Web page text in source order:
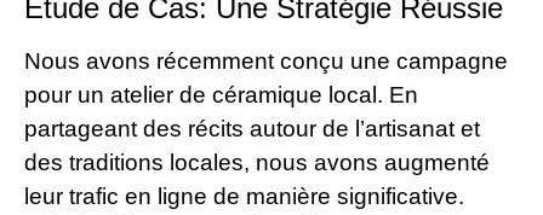
Étude de Cas: Une Stratégie Réussie
Nous avons récemment conçu une campagne
pour un atelier de céramique local. En
partageant des récits autour de l’artisanat et
des traditions locales, nous avons augmenté
leur trafic en ligne de manière significative.